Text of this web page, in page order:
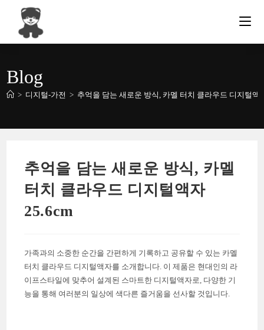
content
Blog
> 디지털-가전 > 추억을 담는 새로운 방식, 카멜 터치 클라우드 디지털액
추억을 담는 새로운 방식, 카멜
터치 클라우드 디지털액자
25.6cm
가족과의 소중한 순간을 간편하게 기록하고 공유할 수 있는 카멜
터치 클라우드 디지털액자를 소개합니다. 이 제품은 현대인의 라
이프스타일에 맞추어 설계된 스마트한 디지털액자로, 다양한 기
능을 통해 여러분의 일상에 색다른 즐거움을 선사할 것입니다.